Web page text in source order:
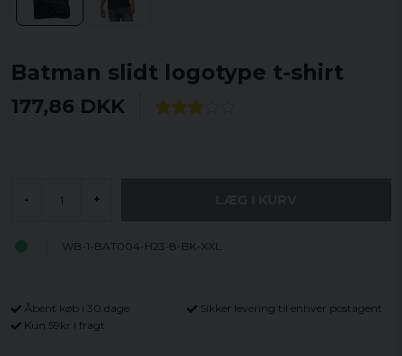
Batman slidt logotype t-shirt
177,86 DKK
- +
WB-1-BAT004-H23-8-BK-XXL
Åbent køb i 30 dage
Sikker levering til enhver postagent
Kun 59kr i fragt